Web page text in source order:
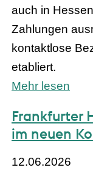
auch in
Zahlungen
kontaktlose
etabliert.
Mehr lesen
Frankfurter
im neuen
12.06.2026